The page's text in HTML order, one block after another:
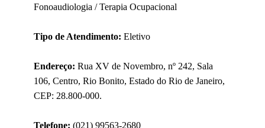
Fonoaudiologia / Terapia Ocupacional
Tipo de Atendimento: Eletivo
Endereço: Rua XV de Novembro, nº 242, Sala
106, Centro, Rio Bonito, Estado do Rio de Janeiro,
CEP: 28.800-000.
Telefone: (021) 99563-2680